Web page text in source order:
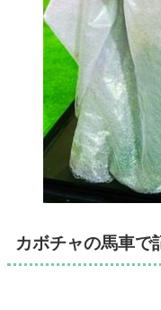
カボチャの馬車で